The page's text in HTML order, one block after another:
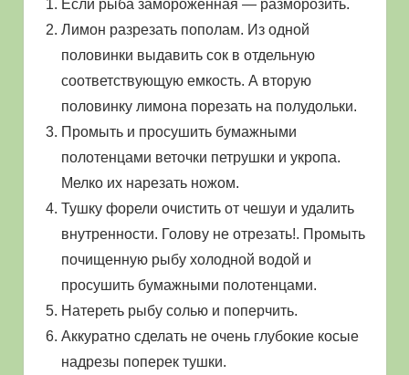
Если рыба замороженная — разморозить.
Лимон разрезать пополам. Из одной
половинки выдавить сок в отдельную
соответствующую емкость. А вторую
половинку лимона порезать на полудольки.
Промыть и просушить бумажными
полотенцами веточки петрушки и укропа.
Мелко их нарезать ножом.
Тушку форели очистить от чешуи и удалить
внутренности. Голову не отрезать!. Промыть
почищенную рыбу холодной водой и
просушить бумажными полотенцами.
Натереть рыбу солью и поперчить.
Аккуратно сделать не очень глубокие косые
надрезы поперек тушки.